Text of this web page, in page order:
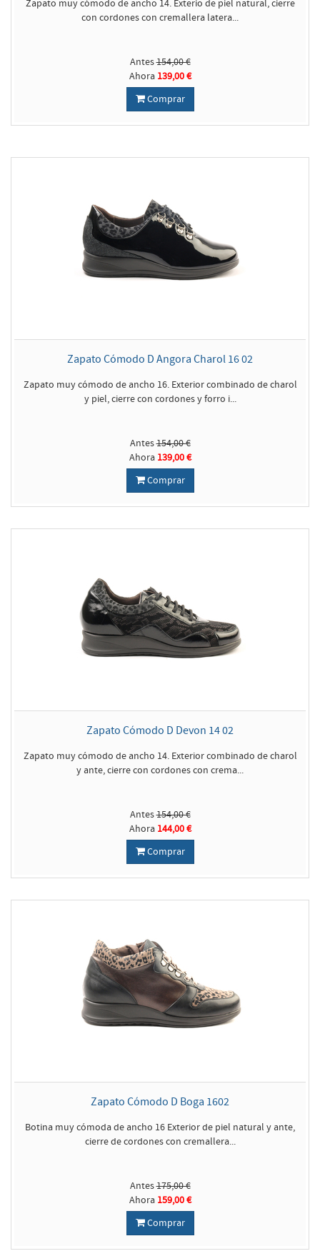
Zapato muy cómodo de ancho 14. Exterio de piel natural, cierre
con cordones con cremallera latera...
Antes154,00 €
Ahora 139,00 €
Comprar
Zapato Cómodo D Angora Charol 16 02
Zapato muy cómodo de ancho 16. Exterior combinado de charol
y piel, cierre con cordones y forro i...
Antes154,00 €
Ahora 139,00 €
Comprar
Zapato Cómodo D Devon 14 02
Zapato muy cómodo de ancho 14. Exterior combinado de charol
y ante, cierre con cordones con crema...
Antes154,00 €
Ahora 144,00 €
Comprar
Zapato Cómodo D Boga 1602
Botina muy cómoda de ancho 16 Exterior de piel natural y ante,
cierre de cordones con cremallera...
Antes175,00 €
Ahora 159,00 €
Comprar